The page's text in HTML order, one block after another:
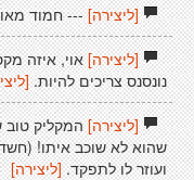
[ליצירה]--- חמוד
[ליצירה]אוי, איזה
נונסנס צריכים להיות.
[ליצירה]המקליק טוב
שהוא לא שוכב איתו!
ועוזר לו לתפקד.[ליצירה]